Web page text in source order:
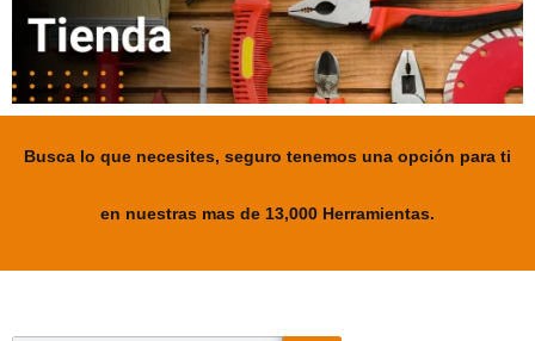
Busca lo que necesites, seguro tenemos una opción para ti
en nuestras mas de 13,000 Herramientas.